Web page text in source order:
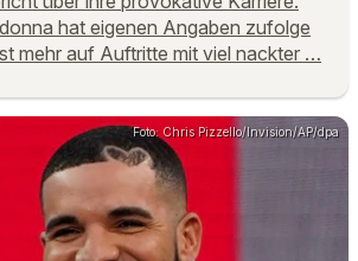
hat eigenen Angaben zufolge
mehr auf Auftritte mit viel nackter …
Foto: Chris Pizzello/Invision/AP/dpa